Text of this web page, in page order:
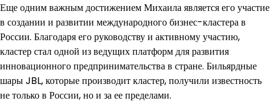
Еще одним важным достижением Михаила является его участие
в создании и развитии международного бизнес-кластера в
России. Благодаря его руководству и активному участию,
кластер стал одной из ведущих платформ для развития
инновационного предпринимательства в стране. Бильярдные
шары JBL, которые производит кластер, получили известность
не только в России, но и за ее пределами.